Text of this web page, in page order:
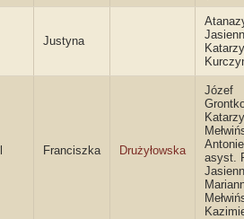
Justyna
Franciszka Drużyłowska
Józef
asyst.